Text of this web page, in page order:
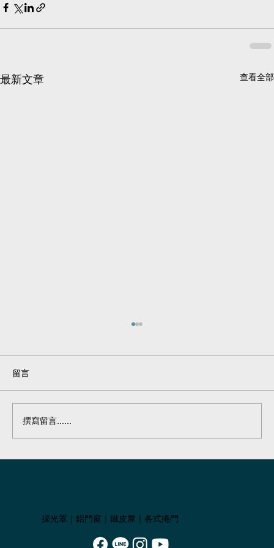
最新文章 查看全部
留言
撰寫留言......
採光罩｜鋁門窗｜鐵皮屋｜各式捲門